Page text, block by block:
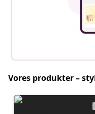
Vores produkter –